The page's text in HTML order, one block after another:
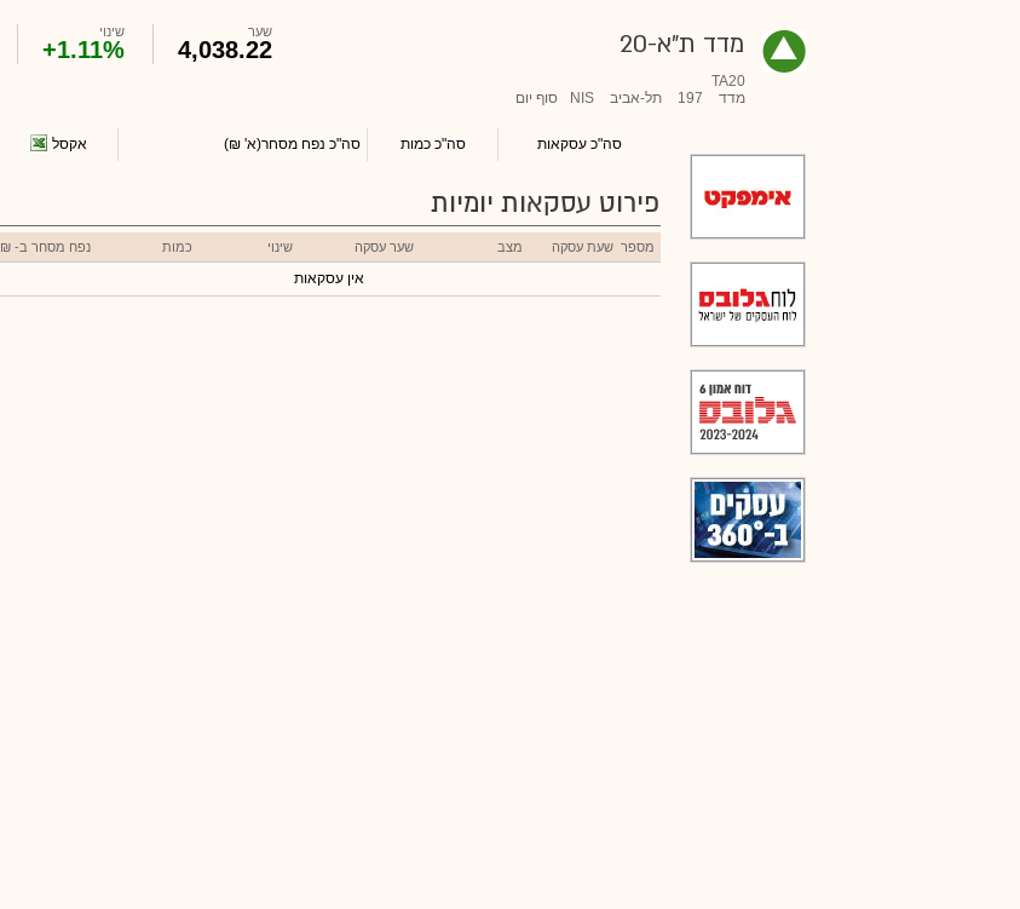
מדד ת"א-20
TA20
מדד
197 תל-אביב NIS סוף יום
שער
4,038.22
שינוי
+1.11%
סה"כ עסקאות סה"כ כמות סה"כ נפח מסחר(א' ₪) אקסל
פירוט עסקאות יומיות
מספר שעת עסקה מצב שער עסקה שינוי כמות נפח מסחר ב- ₪
אין עסקאות